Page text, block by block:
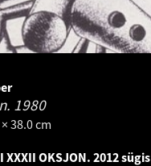
1980
38.0 cm
XXXII OKSJON. 2012 sügis